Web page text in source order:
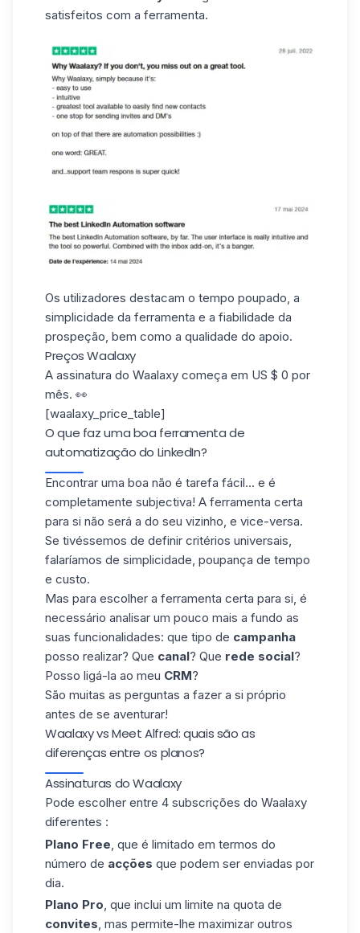
satisfeitos com a ferramenta.
Os utilizadores destacam o tempo poupado, a
simplicidade da ferramenta e a fiabilidade da
prospeção, bem como a qualidade do apoio.
Preços Waalaxy
A assinatura do Waalaxy começa em US $ 0 por
mês. 👀
[waalaxy_price_table]
O que faz uma boa ferramenta de
automatização do LinkedIn?
Encontrar uma boa não é tarefa fácil... e é
completamente subjectiva! A ferramenta certa
para si não será a do seu vizinho, e vice-versa.
Se tivéssemos de definir critérios universais,
falaríamos de simplicidade, poupança de tempo
e custo.
Mas para escolher a ferramenta certa para si, é
necessário analisar um pouco mais a fundo as
suas funcionalidades: que tipo de campanha
posso realizar? Que canal? Que rede social?
Posso ligá-la ao meu CRM?
São muitas as perguntas a fazer a si próprio
antes de se aventurar!
Waalaxy vs Meet Alfred: quais são as
diferenças entre os planos?
Assinaturas do Waalaxy
Pode escolher entre 4 subscrições do Waalaxy
diferentes :
Plano Free , que é limitado em termos do
número de acções que podem ser enviadas por
dia.
Plano Pro, que inclui um limite na quota de
convites, mas permite-lhe maximizar outros